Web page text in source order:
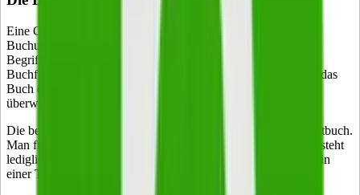
Eine Grundlage bei der Buchhaltung besteht darin, dass jede
Buchung in mindestens zwei Büchern festgehalten wird. Der
Begriff Buch stammt hierbei aus dem Bereich der klassischen
Buchführung. Damals wurden Rechnungen noch händisch in das
Buch eingetragen. Auch heute wird der Begriff trotz der
überwiegend elektronischen Buchhaltung noch benutzt.
Die beiden wichtigsten Bücher sind das Journal und das Hauptbuch.
Man führt sie immer getrennt voneinander. Eine Ausnahme besteht
lediglich beim amerikanischen Journal, bei dem beide Bücher in
einer Tabelle zusammengefasst sind.